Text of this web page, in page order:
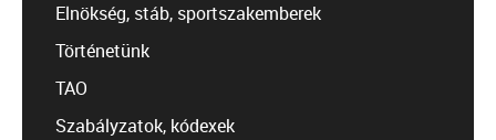
Elnökség, stáb, sportszakemberek
Történetünk
TAO
Szabályzatok, kódexek